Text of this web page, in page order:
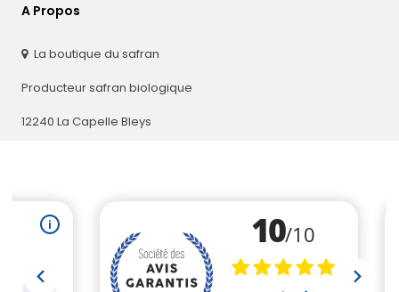
A Propos
La boutique du safran
Producteur safran biologique
12240 La Capelle Bleys